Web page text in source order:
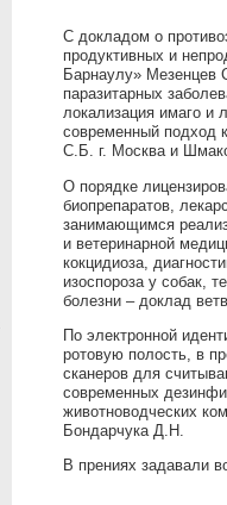
С докладом о
продуктивных и
Барнаулу» Мезенцев
паразитарных
локализация имаго и
современный подход
С.Б. г. Москва и
О порядке
биопрепаратов,
занимающимся
и ветеринарной
кокцидиоза,
изоспороза у собак,
болезни – доклад
По электронной
ротовую полость, в
сканеров для
современных
животноводческих
Бондарчука Д.Н.
В прениях задавали